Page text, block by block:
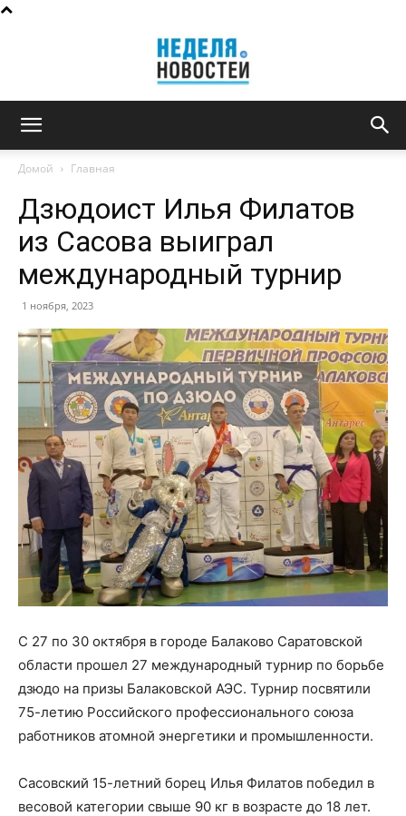
новостей
Домой Главная
Дзюдоист Илья Филатов
из Сасова выиграл
международный турнир
1 ноября, 2023
С 27 по 30 октября в городе Балаково Саратовской
области прошел 27 международный турнир по борьбе
дзюдо на призы Балаковской АЭС. Турнир посвятили
75-летию Российского профессионального союза
работников атомной энергетики и промышленности.
Сасовский 15-летний борец Илья Филатов победил в
весовой категории свыше 90 кг в возрасте до 18 лет.